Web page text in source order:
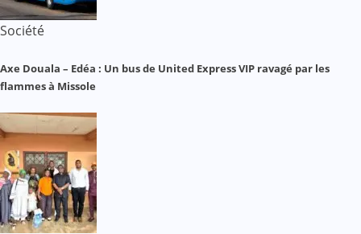
Société
Axe Douala – Edéa : Un bus de United Express VIP ravagé par les
flammes à Missole